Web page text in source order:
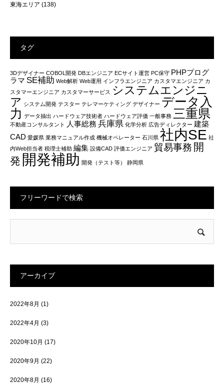
東海エリア (138)
タグ
3Dデザイナー COBOL開発 DBエンジニア ECサイト運営 PC保守 PHPプログ
ラマ SE補助 Web解析 Web運用 インフラエンジニア カスタマエンジニア カ
スタマーエンジニア カスタマーサービス システムエンジニ
ア システム開発 テスター テレマーケティング デザイナー データ入
力 データ抽出 ハードウェア技術者 ハードウェア評価 一般事務 三重県
不動産コンサルタント 人事総務 兵庫県 化学分析 広告ディレクター 建築
CAD 愛媛県 業務マニュアル作成 機械オペレーター 石川県 社内SE 社
内Web担当者 税理士補助 編集 設備CAD 評価エンジニア 貿易事務 開
発 開発補助 開発（テスト等） 静岡県
フリーワードで検索
アーカイブ
2022年8月 (1)
2022年4月 (3)
2020年10月 (17)
2020年9月 (22)
2020年8月 (16)